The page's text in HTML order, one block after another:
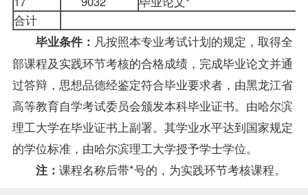
合计
毕业条件： 凡按照本专业考试计划的规定，取得全
部课程及实践环节考核的合格成绩，完成毕业论文并通
过答辩，思想品德经鉴定符合毕业要求者，由黑龙江省
高等教育自学考试委员会颁发本科毕业证书。由哈尔滨
理工大学在毕业证书上副署。其学业水平达到国家规定
的学位标准，由哈尔滨理工大学授予学士学位。
注： 课程名称后带*号的，为实践环节考核课程。